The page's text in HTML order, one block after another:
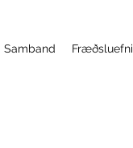
Samband Fræðsluefni